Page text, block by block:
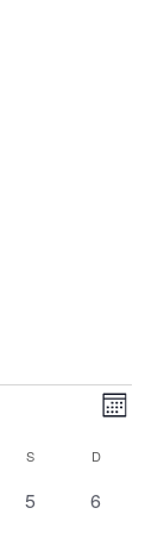
vistas
de
Mes
SSÁBADO D
0
5
0
6